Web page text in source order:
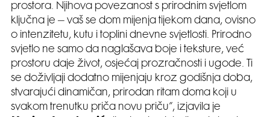
prostora. Njihova povezanost s prirodnim svjetlom
ključna je – vaš se dom mijenja tijekom dana, ovisno
o intenzitetu, kutu i toplini dnevne svjetlosti. Prirodno
svjetlo ne samo da naglašava boje i teksture, već
prostoru daje život, osjećaj prozračnosti i ugode. Ti
se doživljaji dodatno mijenjaju kroz godišnja doba,
stvarajući dinamičan, prirodan ritam doma koji u
svakom trenutku priča novu priču”, izjavila je